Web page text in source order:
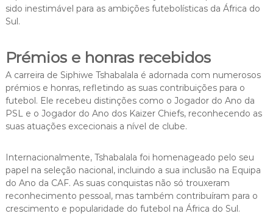
sido inestimável para as ambições futebolísticas da África do
Sul.
Prémios e honras recebidos
A carreira de Siphiwe Tshabalala é adornada com numerosos
prémios e honras, refletindo as suas contribuições para o
futebol. Ele recebeu distinções como o Jogador do Ano da
PSL e o Jogador do Ano dos Kaizer Chiefs, reconhecendo as
suas atuações excecionais a nível de clube.
Internacionalmente, Tshabalala foi homenageado pelo seu
papel na seleção nacional, incluindo a sua inclusão na Equipa
do Ano da CAF. As suas conquistas não só trouxeram
reconhecimento pessoal, mas também contribuíram para o
crescimento e popularidade do futebol na África do Sul.